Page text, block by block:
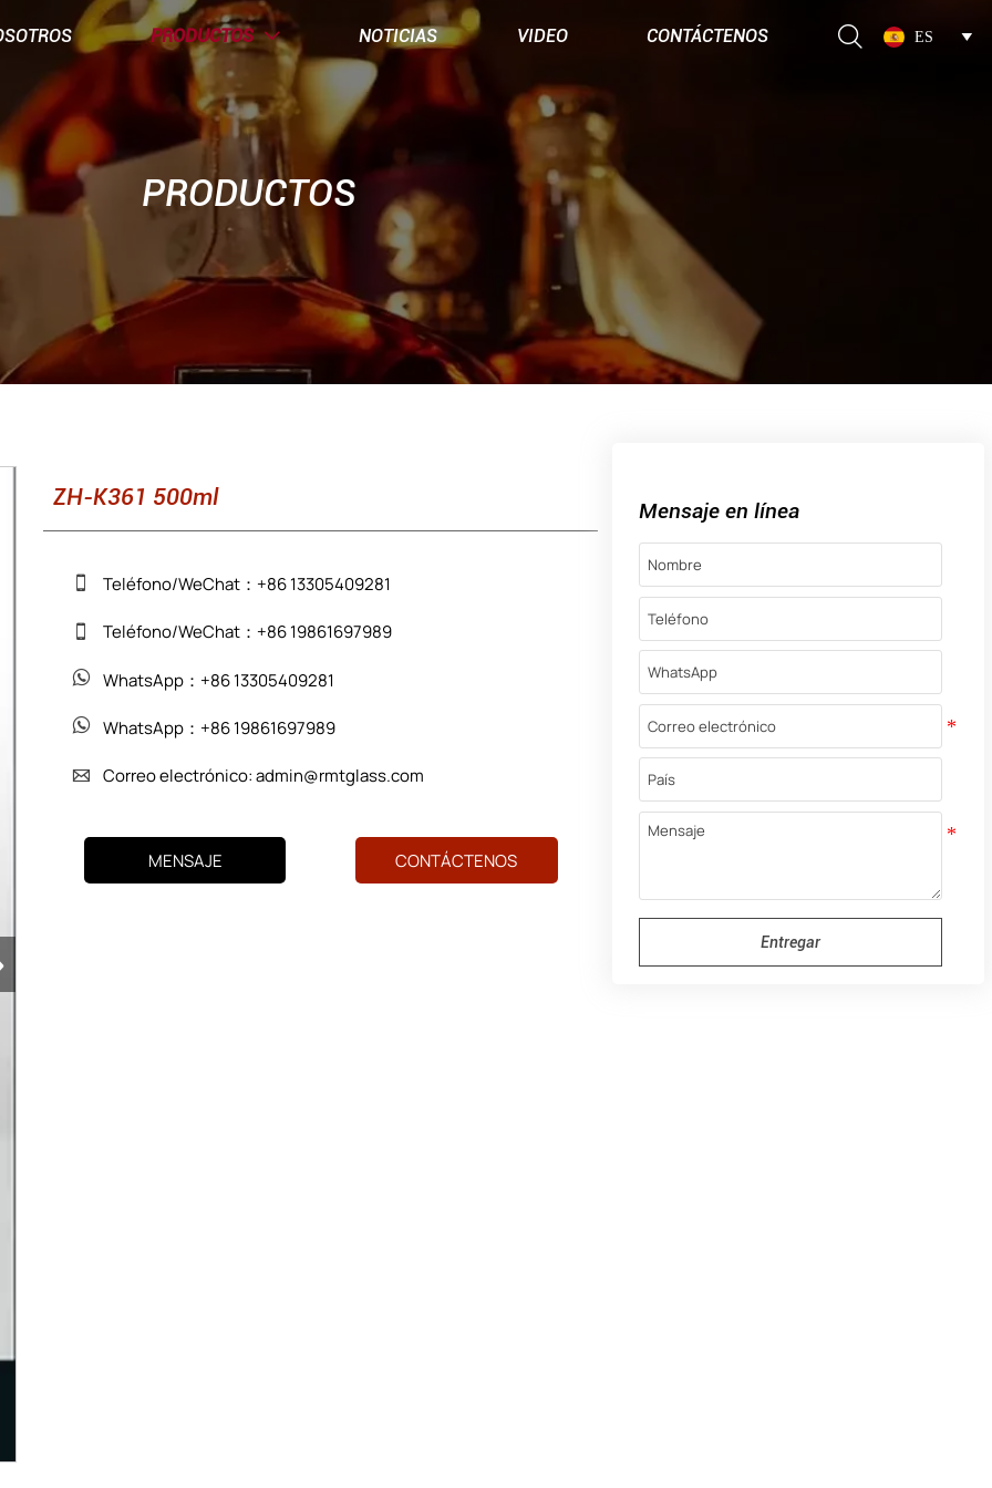
PRODUCTOS  NOTICIAS VIDEO CONTÁCTENOS  ES 
PRODUCTOS
ZH-K361 500ml
 Teléfono/WeChat：+86 13305409281
 Teléfono/WeChat：+86 19861697989
 WhatsApp：+86 13305409281
 WhatsApp：+86 19861697989
 Correo electrónico: admin@rmtglass.com
MENSAJE CONTÁCTENOS
Mensaje en línea
Entregar